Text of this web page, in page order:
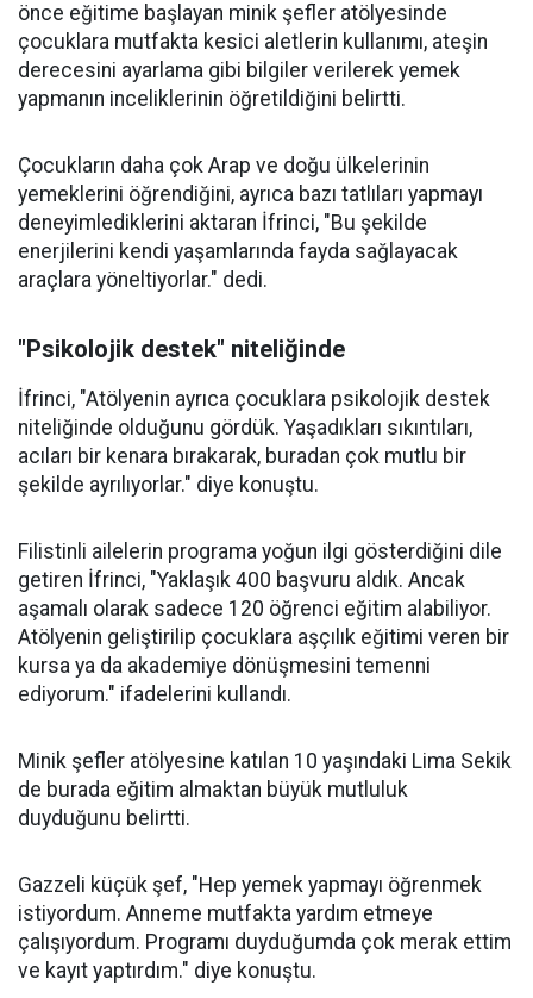
önce eğitime başlayan minik şefler atölyesinde
çocuklara mutfakta kesici aletlerin kullanımı, ateşin
derecesini ayarlama gibi bilgiler verilerek yemek
yapmanın inceliklerinin öğretildiğini belirtti.
Çocukların daha çok Arap ve doğu ülkelerinin
yemeklerini öğrendiğini, ayrıca bazı tatlıları yapmayı
deneyimlediklerini aktaran İfrinci, "Bu şekilde
enerjilerini kendi yaşamlarında fayda sağlayacak
araçlara yöneltiyorlar." dedi.
"Psikolojik destek" niteliğinde
İfrinci, "Atölyenin ayrıca çocuklara psikolojik destek
niteliğinde olduğunu gördük. Yaşadıkları sıkıntıları,
acıları bir kenara bırakarak, buradan çok mutlu bir
şekilde ayrılıyorlar." diye konuştu.
Filistinli ailelerin programa yoğun ilgi gösterdiğini dile
getiren İfrinci, "Yaklaşık 400 başvuru aldık. Ancak
aşamalı olarak sadece 120 öğrenci eğitim alabiliyor.
Atölyenin geliştirilip çocuklara aşçılık eğitimi veren bir
kursa ya da akademiye dönüşmesini temenni
ediyorum." ifadelerini kullandı.
Minik şefler atölyesine katılan 10 yaşındaki Lima Sekik
de burada eğitim almaktan büyük mutluluk
duyduğunu belirtti.
Gazzeli küçük şef, "Hep yemek yapmayı öğrenmek
istiyordum. Anneme mutfakta yardım etmeye
çalışıyordum. Programı duyduğumda çok merak ettim
ve kayıt yaptırdım." diye konuştu.